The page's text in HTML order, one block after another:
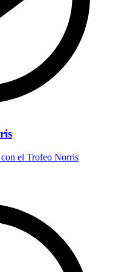
con el Trofeo Norris